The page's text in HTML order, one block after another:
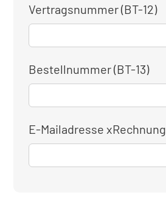
Vertragsnummer (BT-12)
Bestellnummer (BT-13)
E-Mailadresse xRechnung